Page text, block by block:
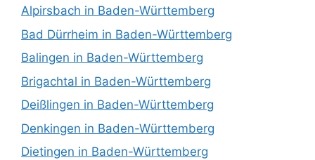
Alpirsbach in Baden-Württemberg
Bad Dürrheim in Baden-Württemberg
Balingen in Baden-Württemberg
Brigachtal in Baden-Württemberg
Deißlingen in Baden-Württemberg
Denkingen in Baden-Württemberg
Dietingen in Baden-Württemberg